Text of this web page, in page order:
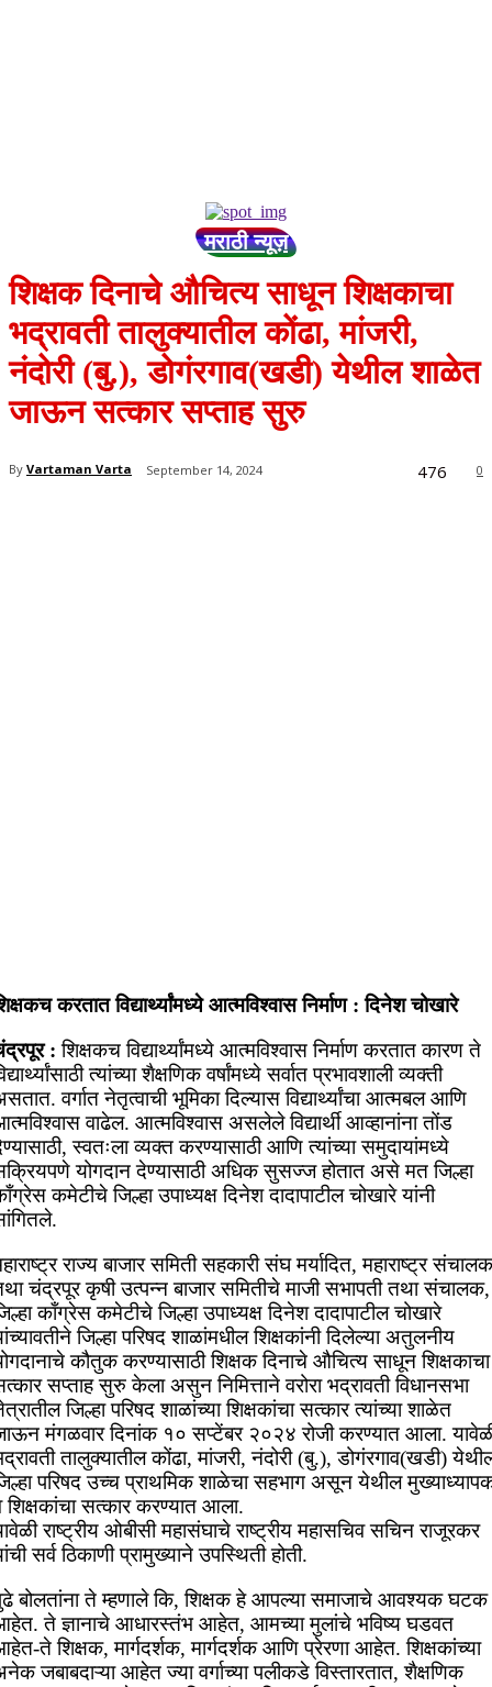
मराठी न्यूज़
शिक्षक दिनाचे औचित्य साधून शिक्षकाचा
भद्रावती तालुक्यातील कोंढा, मांजरी,
नंदोरी (बु.), डोगंरगाव(खडी) येथील शाळेत
जाऊन सत्कार सप्ताह सुरु
By Vartaman Varta September 14, 2024 0
476
करतात विद्यार्थ्यांमध्ये आत्मविश्वास निर्माण : दिनेश चोखारे
: शिक्षकच विद्यार्थ्यांमध्ये आत्मविश्वास निर्माण करतात कारण ते
त्यांच्या शैक्षणिक वर्षांमध्ये सर्वात प्रभावशाली व्यक्ती
वर्गात नेतृत्वाची भूमिका दिल्यास विद्यार्थ्यांचा आत्मबल आणि
वाढेल. आत्मविश्वास असलेले विद्यार्थी आव्हानांना तोंड
स्वतःला व्यक्त करण्यासाठी आणि त्यांच्या समुदायांमध्ये
योगदान देण्यासाठी अधिक सुसज्ज होतात असे मत जिल्हा
कमेटीचे जिल्हा उपाध्यक्ष दिनेश दादापाटील चोखारे यांनी
राज्य बाजार समिती सहकारी संघ मर्यादित, महाराष्ट्र संचालक
चंद्रपूर कृषी उत्पन्न बाजार समितीचे माजी सभापती तथा संचालक,
काँग्रेस कमेटीचे जिल्हा उपाध्यक्ष दिनेश दादापाटील चोखारे
जिल्हा परिषद शाळांमधील शिक्षकांनी दिलेल्या अतुलनीय
कौतुक करण्यासाठी शिक्षक दिनाचे औचित्य साधून शिक्षकाचा
सप्ताह सुरु केला असुन निमित्ताने वरोरा भद्रावती विधानसभा
जिल्हा परिषद शाळांच्या शिक्षकांचा सत्कार त्यांच्या शाळेत
मंगळवार दिनांक १० सप्टेंबर २०२४ रोजी करण्यात आला.
तालुक्यातील कोंढा, मांजरी, नंदोरी (बु.), डोगंरगाव(खडी)
परिषद उच्च प्राथमिक शाळेचा सहभाग असून येथील
शिक्षकांचा सत्कार करण्यात आला.
राष्ट्रीय ओबीसी महासंघाचे राष्ट्रीय महासचिव सचिन राजूरकर
सर्व ठिकाणी प्रामुख्याने उपस्थिती होती.
बोलतांना ते म्हणाले कि, शिक्षक हे आपल्या समाजाचे आवश्यक घटक
ते ज्ञानाचे आधारस्तंभ आहेत, आमच्या मुलांचे भविष्य घडवत
ते शिक्षक, मार्गदर्शक, मार्गदर्शक आणि प्रेरणा आहेत. शिक्षकांच्या
जबाबदाऱ्या आहेत ज्या वर्गाच्या पलीकडे विस्तारतात, शैक्षणिक